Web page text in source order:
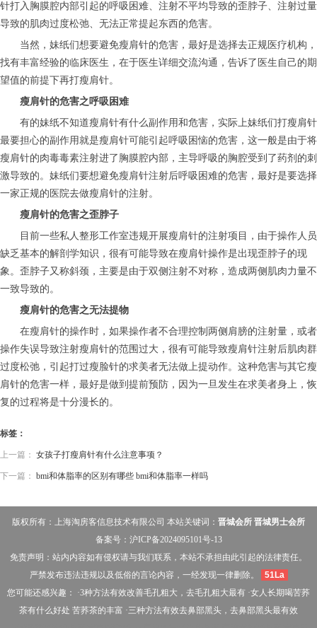
针打入胸膜腔内部引起的呼吸困难、注射不平均导致的歪脖子、注射过量
导致的肌肉过度松弛、无法正常提起东西的危害。
当然，妹纸们想要避免瘦肩针的危害，最好是选择去正规医疗机构，
找有丰富经验的临床医生，在于医生详细交流沟通，告诉了医生自己的期
望值的前提下再打瘦肩针。
瘦肩针的危害之呼吸困难
有的妹纸不知道瘦肩针有什么副作用和危害，实际上妹纸们打瘦肩针
最要担心的副作用就是瘦肩针可能引起呼吸困恼的危害，这一般是由于将
瘦肩针的肉毒毒素注射进了胸膜腔内部，主导呼吸的胸腔受到了药剂的刺
激导致的。妹纸们要想避免瘦肩针注射后呼吸困难的危害，最好是要选择
一家正规的医院去做瘦肩针的注射。
瘦肩针的危害之歪脖子
目前一些私人整形工作室违规开展瘦肩针的注射项目，由于操作人员
缺乏基本的解剖学知识，很有可能导致在瘦肩针操作是出现歪脖子的现
象。歪脖子又称斜颈，主要是由于双侧注射不对称，造成两侧肌肉力量不
一致导致的。
瘦肩针的危害之无法提物
在瘦肩针的操作时，如果操作者不合理控制两侧肩膀的注射量，或者
操作失误导致注射瘦肩针的范围过大，很有可能导致瘦肩针注射后肌肉群
过度松弛，引起打过瘦脸针的求美者无法做上提动作。这种危害与其它瘦
肩针的危害一样，最好是做到提前预防，因为一旦发生在求美者身上，恢
复的过程将是十分漫长的。
标签：
上一篇： 女孩子打瘦肩针有什么注意事项？
下一篇： bmi和体脂率的区别有哪些 bmi和体脂率一样吗
版权所有：上海淘房客信息技术有限公司 本站关键词： 晋城会所 晋城男士会所
备案号： 沪ICP备2024095101号-13
免责声明：站内内容如有侵权请与我们联系，本站不承担由此引起的法律责任。
严禁发布违法违规以及低俗的言论内容，一经发现一律删除。
51La
您可能还感兴趣： ·3种方法有效改善毛孔粗大，去毛孔粗大最有 ·女人长期喝苦荞
茶有什么好处 苦荞茶的丰富 ·三种方法有效去鼻部黑头，去鼻部黑头最有效